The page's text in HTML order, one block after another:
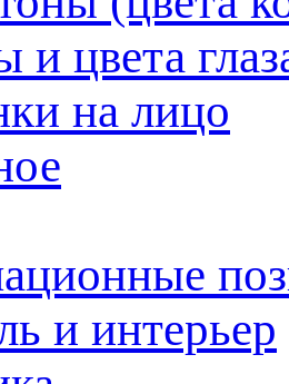
и цвета
на лицо
и интерьер